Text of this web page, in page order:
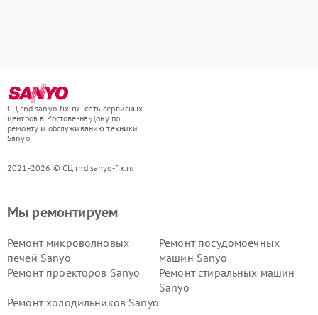
СЦ rnd.sanyo-fix.ru - сеть сервисных
центров в Ростове-на-Дону по
ремонту и обслуживанию техники
Sanyo
2021-2026 © СЦ rnd.sanyo-fix.ru
Мы ремонтируем
Ремонт микроволновых
печей Sanyo
Ремонт посудомоечных
машин Sanyo
Ремонт проекторов Sanyo
Ремонт стиральных машин
Sanyo
Ремонт холодильников Sanyo